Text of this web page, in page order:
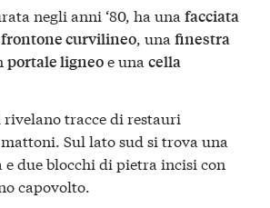
negli anni ‘80, ha una facciata
frontone curvilineo, una finestra
portale ligneoe una cella
tracce di restauri
Sul lato sud si trova una
e due blocchi di pietra incisi con
capovolto.